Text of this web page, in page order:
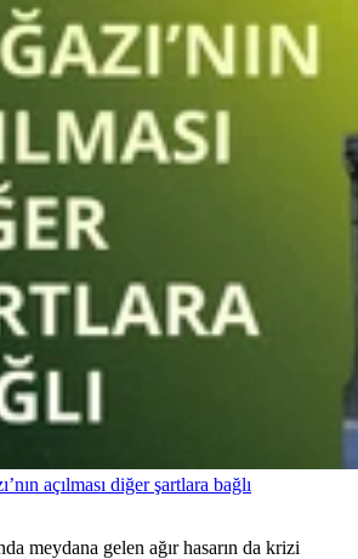
açılması diğer şartlara bağlı
meydana gelen ağır hasarın da krizi